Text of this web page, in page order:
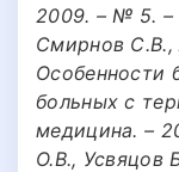
2009. – № 5. –
Смирнов С.В.,
Особенности
больных с
медицина. –
О.В., Усвяцов